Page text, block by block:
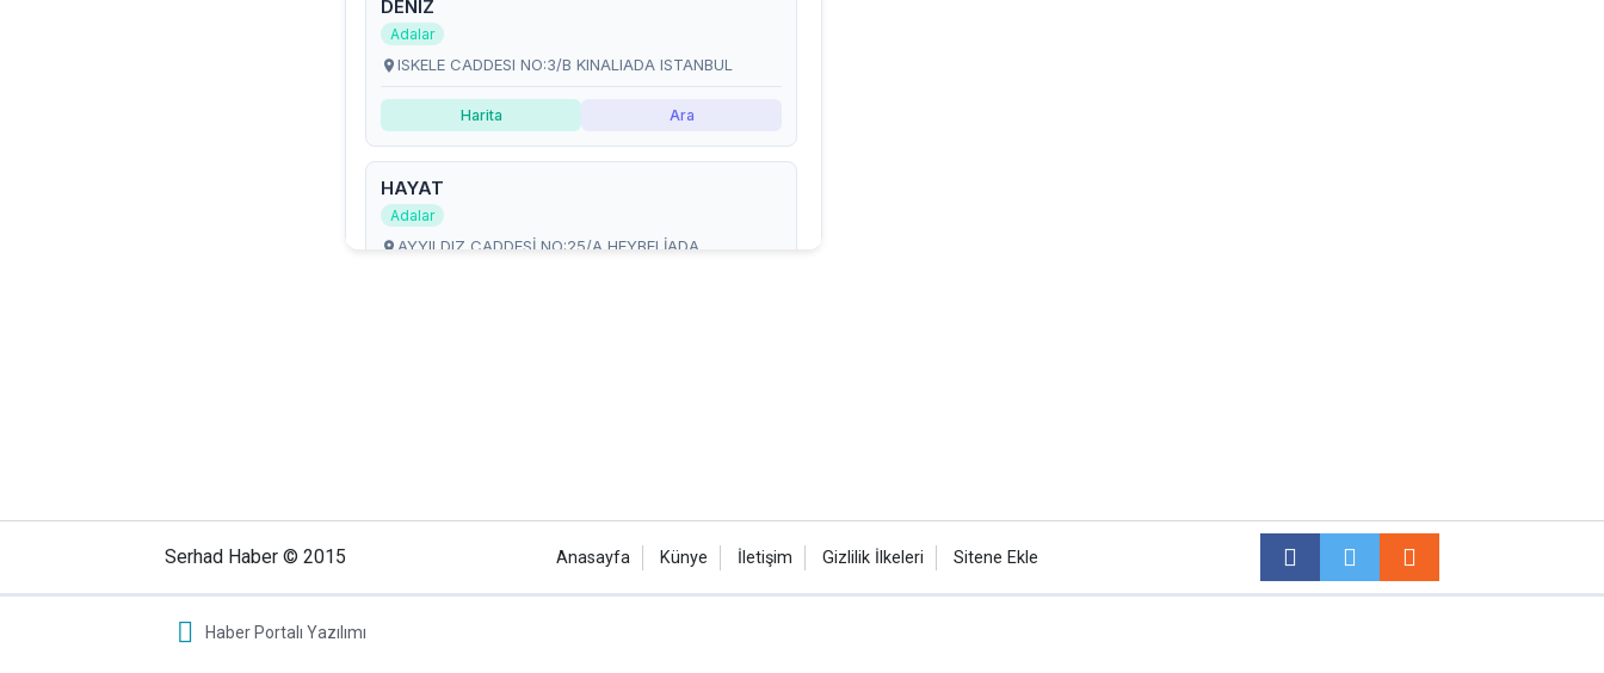
Serhad Haber © 2015 Anasayfa Künye İletişim Gizlilik İlkeleri Sitene Ekle
Haber Portalı Yazılımı